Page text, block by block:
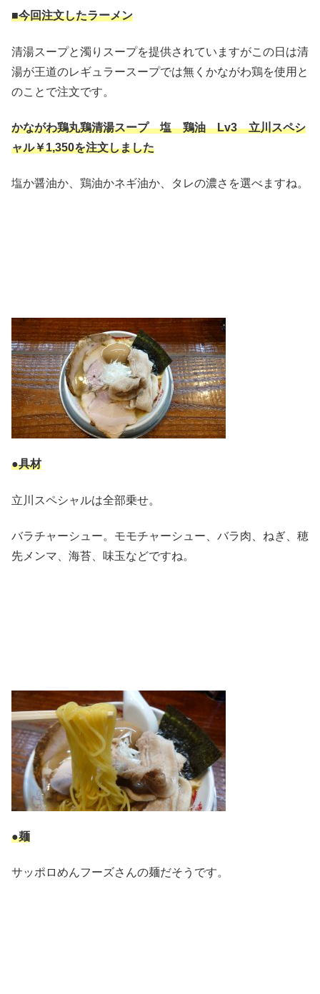
■今回注文したラーメン
清湯スープと濁りスープを提供されていますがこの日は清
湯が王道のレギュラースープでは無くかながわ鶏を使用と
のことで注文です。
かながわ鶏丸鶏清湯スープ 塩 鶏油 Lv3 立川スペシ
ャル￥1,350を注文しました
塩か醤油か、鶏油かネギ油か、タレの濃さを選べますね。
●具材
立川スペシャルは全部乗せ。
バラチャーシュー。モモチャーシュー、バラ肉、ねぎ、穂
先メンマ、海苔、味玉などですね。
●麺
サッポロめんフーズさんの麺だそうです。